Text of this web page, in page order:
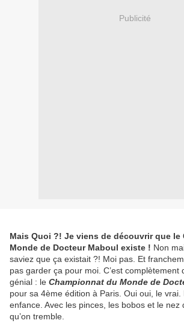
Publicité
Mais Quoi ?! Je viens de découvrir que le
Monde de Docteur Maboul existe ! Non
saviez que ça existait ?! Moi pas. Et
pas garder ça pour moi. C’est complètement
génial : le Championnat du Monde de
pour sa 4ème édition à Paris. Oui oui, le
enfance. Avec les pinces, les bobos et le nez
qu’on tremble.